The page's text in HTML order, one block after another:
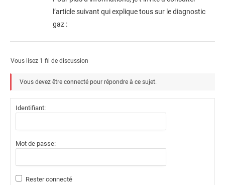
l’article suivant qui explique tous sur le diagnostic
gaz :
Vous lisez 1 fil de discussion
Vous devez être connecté pour répondre à ce sujet.
Identifiant:
Mot de passe:
Rester connecté